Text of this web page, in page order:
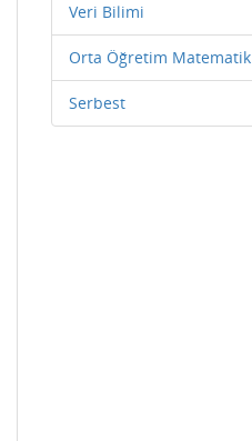
Veri Bilimi
Orta Öğretim Matematik
Serbest